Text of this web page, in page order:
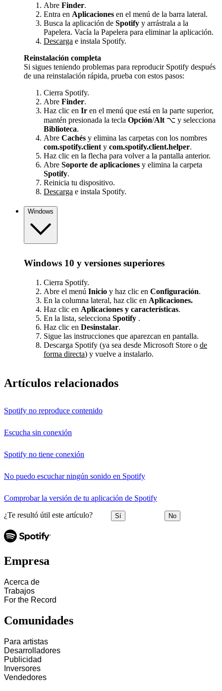
Abre Finder.
Entra en Aplicaciones en el menú de la barra lateral.
Busca la aplicación de Spotify y arrástrala a la
Papelera. Vacía la Papelera para eliminar la aplicación.
Descarga e instala Spotify.
Reinstalación completa
Si sigues teniendo problemas para reproducir Spotify después
de una reinstalación rápida, prueba con estos pasos:
Cierra Spotify.
Abre Finder.
Haz clic en Ir en el menú que está en la parte superior,
mantén presionada la tecla Opción/Alt ⌥ y selecciona
Biblioteca.
Abre Cachés y elimina las carpetas con los nombres
com.spotify.client y com.spotify.client.helper.
Haz clic en la flecha para volver a la pantalla anterior.
Abre Soporte de aplicaciones y elimina la carpeta
Spotify.
Reinicia tu dispositivo.
Descarga e instala Spotify.
Windows
Windows 10 y versiones superiores
Cierra Spotify.
Abre el menú Inicio y haz clic en Configuración.
En la columna lateral, haz clic en Aplicaciones.
Haz clic en Aplicaciones y características.
En la lista, selecciona Spotify .
Haz clic en Desinstalar.
Sigue las instrucciones que aparezcan en pantalla.
Descarga Spotify (ya sea desde Microsoft Store o de
forma directa) y vuelve a instalarlo.
Artículos relacionados
Spotify no reproduce contenido
Escucha sin conexión
Spotify no tiene conexión
No puedo escuchar ningún sonido en Spotify
Comprobar la versión de tu aplicación de Spotify
¿Te resultó útil este artículo? Sí No
Empresa
Acerca de
Trabajos
For the Record
Comunidades
Para artistas
Desarrolladores
Publicidad
Inversores
Vendedores